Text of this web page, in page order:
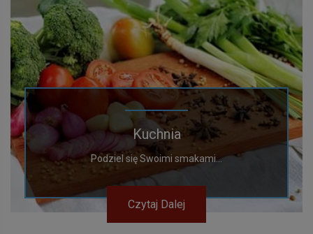
Kuchnia
Podziel się Swoimi smakami...
Czytaj Dalej